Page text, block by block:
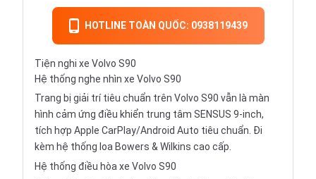
HOTLINE TOÀN QUỐC: 0938119439
Tiện nghi xe Volvo S90
Hệ thống nghe nhìn xe Volvo S90
Trang bị giải trí tiêu chuẩn trên Volvo S90 vẫn là màn
hình cảm ứng điều khiển trung tâm SENSUS 9-inch,
tích hợp Apple CarPlay/Android Auto tiêu chuẩn. Đi
kèm hệ thống loa Bowers & Wilkins cao cấp.
Hệ thống điều hòa xe Volvo S90